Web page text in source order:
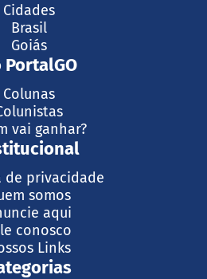
Cidades
Brasil
Goiás
PortalGO
Colunas
vai ganhar?
de privacidade
somos
aqui
conosco
Links